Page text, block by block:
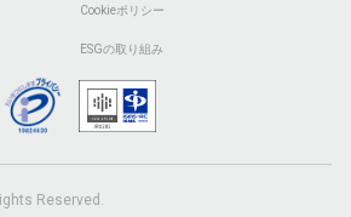
Cookieポリシー
ESGの取り組み
Reserved.